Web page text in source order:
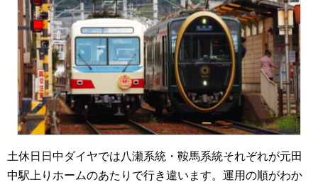
土休日日中ダイヤでは八瀬系統・鞍馬系統それぞれが元田
中駅上りホームのあたりで行き違います。運用の順がわか